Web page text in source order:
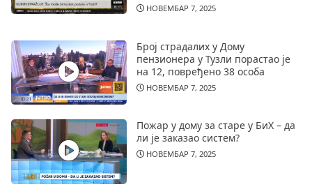
НОВЕМБАР 7, 2025
Број страдалих у Дому
пензионера у Тузли порастао је
на 12, повређено 38 особа
НОВЕМБАР 7, 2025
Пожар у дому за старе у БиХ – да
ли је заказао систем?
НОВЕМБАР 7, 2025